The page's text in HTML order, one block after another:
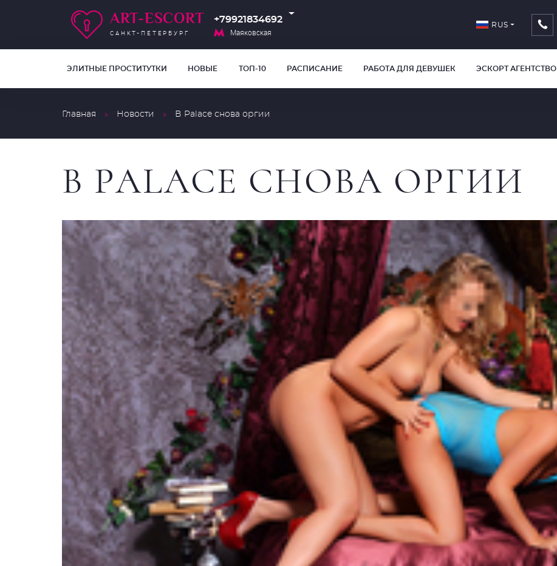
ART-ESCORT
САНКТ-ПЕТЕРБУРГ
+79921834692
Маяковская
RUS
ЭЛИТНЫЕ ПРОСТИТУТКИ НОВЫЕ ТОП-10 РАСПИСАНИЕ РАБОТА ДЛЯ ДЕВУШЕК ЭСКОРТ АГЕНТСТВО
Главная Новости В Palace снова оргии
В PALACE СНОВА ОРГИИ